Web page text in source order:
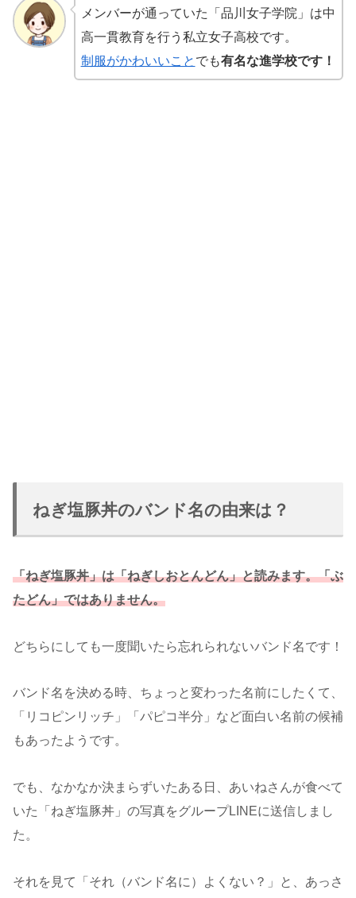
メンバーが通っていた「品川女子学院」は中
高一貫教育を行う私立女子高校です。
制服がかわいいこと でも有名な進学校です！
ねぎ塩豚丼のバンド名の由来は？
「ねぎ塩豚丼」は「ねぎしおとんどん」と読みます。「ぶ
たどん」ではありません。
どちらにしても一度聞いたら忘れられないバンド名です！
バンド名を決める時、ちょっと変わった名前にしたくて、
「リコピンリッチ」「パピコ半分」など面白い名前の候補
もあったようです。
でも、なかなか決まらずいたある日、あいねさんが食べて
いた「ねぎ塩豚丼」の写真をグループLINEに送信しまし
た。
それを見て「それ（バンド名に）よくない？」と、あっさ